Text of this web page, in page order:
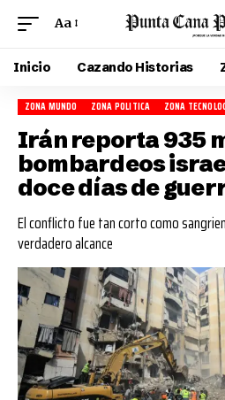
Aa
Inicio Cazando Historias
ZONA MUNDO ZONA POLITICA ZONA
Irán reporta 935
bombardeos
doce días de
El conflicto fue tan corto como
verdadero alcance